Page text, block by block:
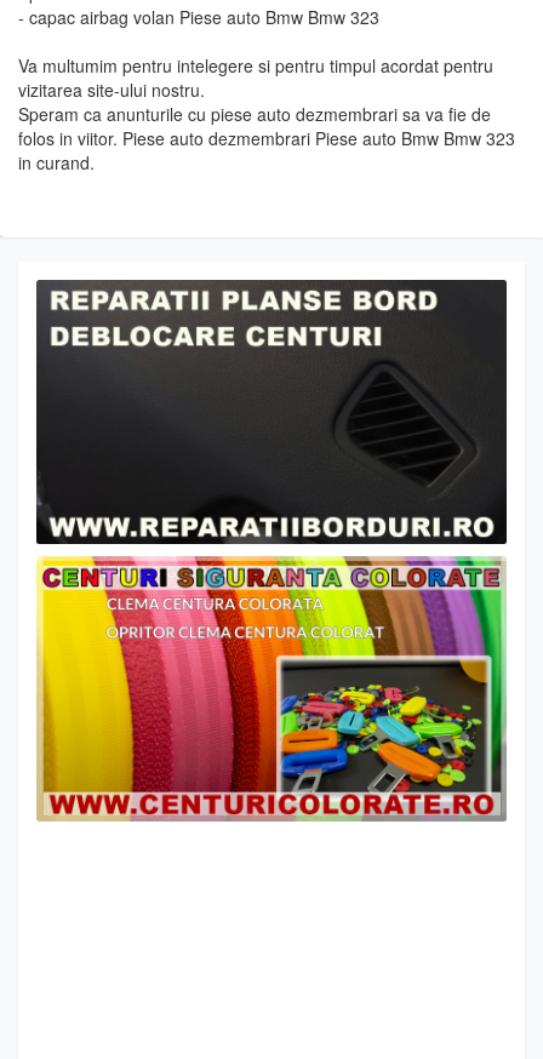
- capac airbag volan Piese auto Bmw Bmw 323
Va multumim pentru intelegere si pentru timpul acordat pentru
vizitarea site-ului nostru.
Speram ca anunturile cu piese auto dezmembrari sa va fie de
folos in viitor. Piese auto dezmembrari Piese auto Bmw Bmw 323
in curand.